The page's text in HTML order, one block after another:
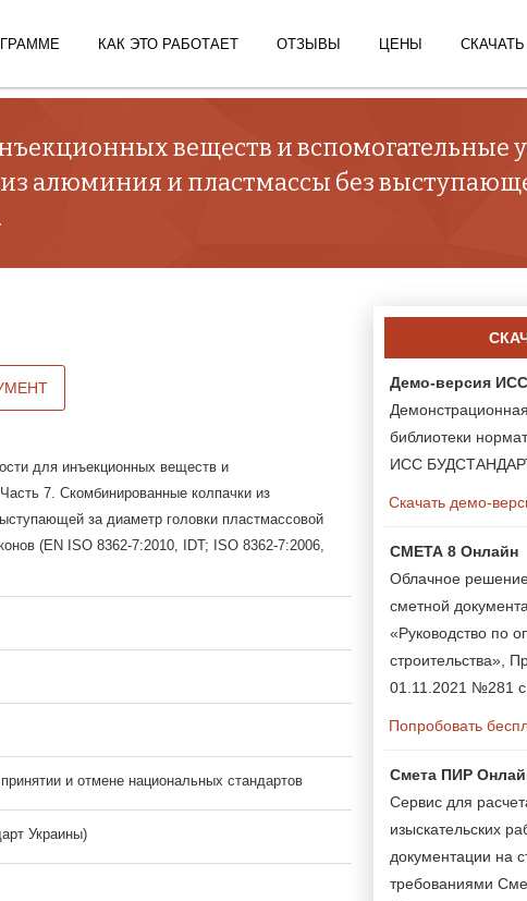
КАК ЭТО РАБОТАЕТ ОТЗЫВЫ ЦЕНЫ СКАЧАТЬ
веществ и вспомогательные
алюминия и пластмассы без
для инъекционных веществ и
7. Скомбинированные колпачки из
за диаметр головки пластмассовой
(EN ISO 8362-7:2010, IDT; ISO 8362-7:2006,
и отмене национальных стандартов
Украины)
Демо-версия
библиотеки
ИСС
Скачать демо-
СМЕТА 8 Онлайн
Облачное
сметной
«Руководство по
строительства»,
01.11.2021 №281 с
Попробовать
Смета ПИР
Сервис для
изыскательских
документации на
требованиями